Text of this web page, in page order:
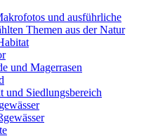
und ausführliche
Themen aus der Natur
und Magerrasen
und Siedlungsbereich